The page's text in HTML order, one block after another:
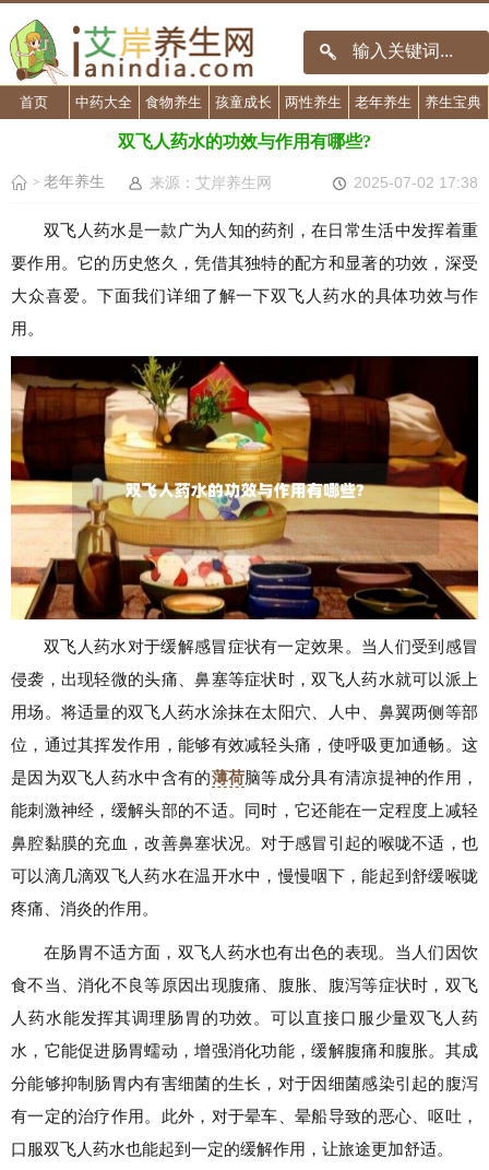
首页 中药大全 食物养生 孩童成长 两性养生 老年养生 养生宝典
双飞人药水的功效与作用有哪些?
> 老年养生 来源：艾岸养生网 2025-07-02 17:38
双飞人药水是一款广为人知的药剂，在日常生活中发挥着重
要作用。它的历史悠久，凭借其独特的配方和显著的功效，深受
大众喜爱。下面我们详细了解一下双飞人药水的具体功效与作
用。
双飞人药水对于缓解感冒症状有一定效果。当人们受到感冒
侵袭，出现轻微的头痛、鼻塞等症状时，双飞人药水就可以派上
用场。将适量的双飞人药水涂抹在太阳穴、人中、鼻翼两侧等部
位，通过其挥发作用，能够有效减轻头痛，使呼吸更加通畅。这
是因为双飞人药水中含有的薄荷脑等成分具有清凉提神的作用，
能刺激神经，缓解头部的不适。同时，它还能在一定程度上减轻
鼻腔黏膜的充血，改善鼻塞状况。对于感冒引起的喉咙不适，也
可以滴几滴双飞人药水在温开水中，慢慢咽下，能起到舒缓喉咙
疼痛、消炎的作用。
在肠胃不适方面，双飞人药水也有出色的表现。当人们因饮
食不当、消化不良等原因出现腹痛、腹胀、腹泻等症状时，双飞
人药水能发挥其调理肠胃的功效。可以直接口服少量双飞人药
水，它能促进肠胃蠕动，增强消化功能，缓解腹痛和腹胀。其成
分能够抑制肠胃内有害细菌的生长，对于因细菌感染引起的腹泻
有一定的治疗作用。此外，对于晕车、晕船导致的恶心、呕吐，
口服双飞人药水也能起到一定的缓解作用，让旅途更加舒适。